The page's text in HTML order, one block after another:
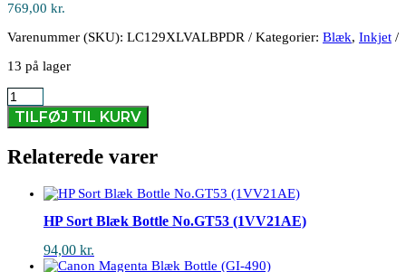
769,00 kr.
Varenummer (SKU): LC129XLVALBPDR Kategorier: Blæk, Inkjet
13 på lager
Brother
Value
Pack
BK/C/M/Y
Ink
antal
TILFØJ TIL KURV
Relaterede varer
HP Sort Blæk Bottle No.GT53 (1VV21AE)
94,00 kr.